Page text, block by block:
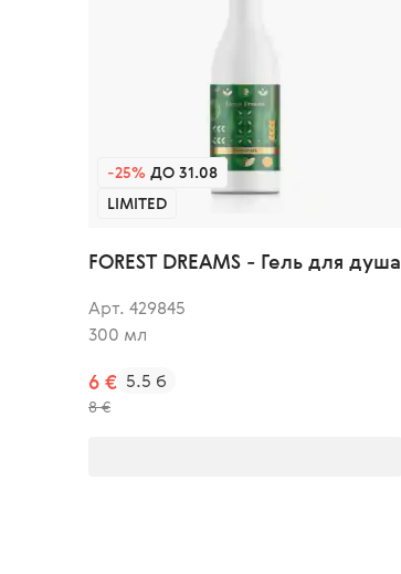
-25% ДО 31.08
LIMITED
FOREST DREAMS - Гель для душа
Арт. 429845
300 мл
6 €
8 €
5.5 б